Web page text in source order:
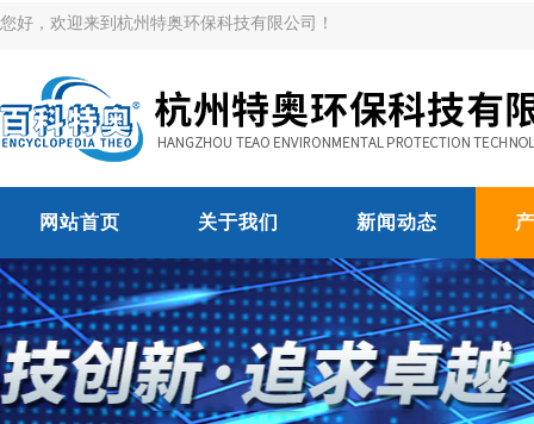
您好，欢迎来到杭州特奥环保科技有限公司！
网站首页 关于我们 新闻动态